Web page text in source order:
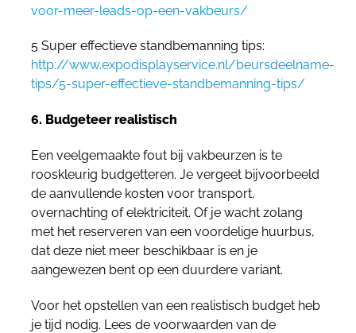
voor-meer-leads-op-een-vakbeurs/
5 Super effectieve standbemanning tips:
http://www.expodisplayservice.nl/beursdeelname-
tips/5-super-effectieve-standbemanning-tips/
6. Budgeteer realistisch
Een veelgemaakte fout bij vakbeurzen is te
rooskleurig budgetteren. Je vergeet bijvoorbeeld
de aanvullende kosten voor transport,
overnachting of elektriciteit. Of je wacht zolang
met het reserveren van een voordelige huurbus,
dat deze niet meer beschikbaar is en je
aangewezen bent op een duurdere variant.
Voor het opstellen van een realistisch budget heb
je tijd nodig. Lees de voorwaarden van de